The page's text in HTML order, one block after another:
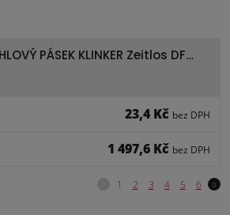
PÁSEK KLINKER Zeitlos DF…
23,4 Kč bez DPH
1 497,6 Kč bez DPH